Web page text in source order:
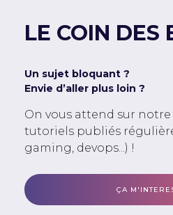
LE COIN DES
Un sujet bloquant ?
Envie d’aller plus loin ?
On vous attend sur notre
tutoriels publiés
gaming, devops...) !
ÇA